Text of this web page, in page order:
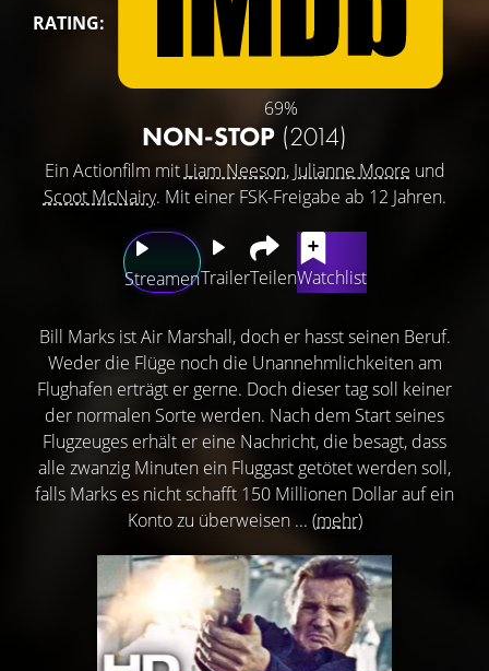
RATING:
69%
NON-STOP (2014)
Ein Actionfilm mit Liam Neeson, Julianne Moore und
Scoot McNairy. Mit einer FSK-Freigabe ab 12 Jahren.
StreamenTrailerTeilenWatchlist
Bill Marks ist Air Marshall, doch er hasst seinen Beruf.
Weder die Flüge noch die Unannehmlichkeiten am
Flughafen erträgt er gerne. Doch dieser tag soll keiner
der normalen Sorte werden. Nach dem Start seines
Flugzeuges erhält er eine Nachricht, die besagt, dass
alle zwanzig Minuten ein Fluggast getötet werden soll,
falls Marks es nicht schafft 150 Millionen Dollar auf ein
Konto zu überweisen ... (mehr)